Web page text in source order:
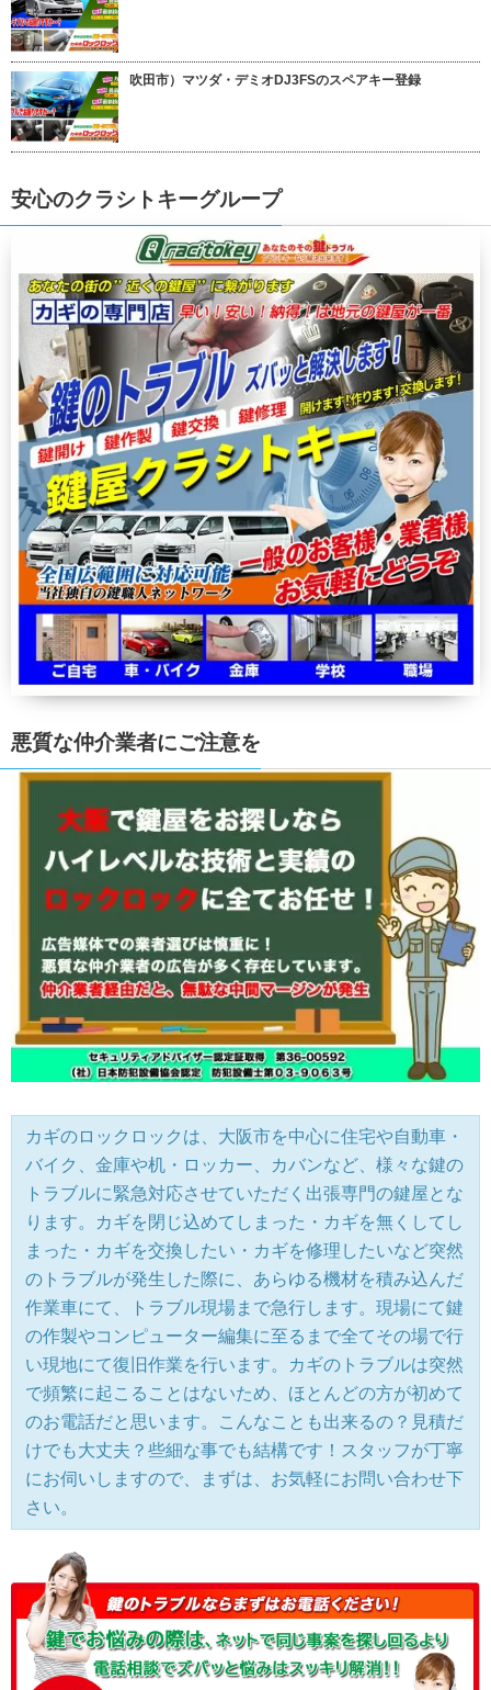
吹田市）マツダ・デミオDJ3FSのスペアキー登録
安心のクラシトキーグループ
悪質な仲介業者にご注意を
カギのロックロックは、大阪市を中心に住宅や自動車・
バイク、金庫や机・ロッカー、カバンなど、様々な鍵の
トラブルに緊急対応させていただく出張専門の鍵屋とな
ります。カギを閉じ込めてしまった・カギを無くしてし
まった・カギを交換したい・カギを修理したいなど突然
のトラブルが発生した際に、あらゆる機材を積み込んだ
作業車にて、トラブル現場まで急行します。現場にて鍵
の作製やコンピューター編集に至るまで全てその場で行
い現地にて復旧作業を行います。カギのトラブルは突然
で頻繁に起こることはないため、ほとんどの方が初めて
のお電話だと思います。こんなことも出来るの？見積だ
けでも大丈夫？些細な事でも結構です！スタッフが丁寧
にお伺いしますので、まずは、お気軽にお問い合わせ下
さい。